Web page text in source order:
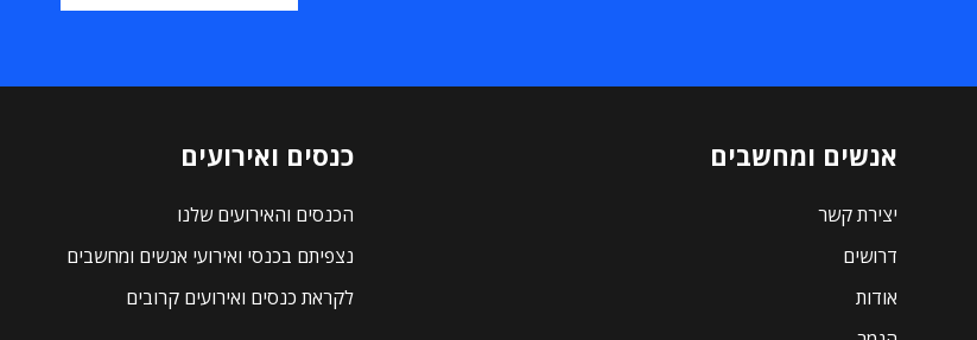
אנשים ומחשבים
יצירת קשר
דרושים
אודות
כנסים ואירועים
הכנסים והאירועים שלנו
נצפיתם בכנסי ואירועי אנשים ומחשבים
לקראת כנסים ואירועים קרובים